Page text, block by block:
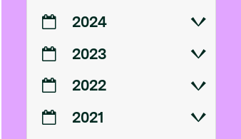
2024
2023
2022
2021